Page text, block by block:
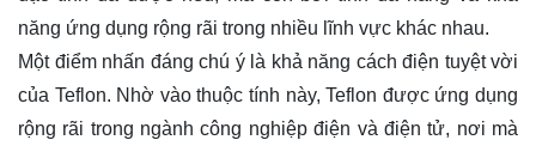
năng ứng dụng rộng rãi trong nhiều lĩnh vực khác nhau.
Một điểm nhấn đáng chú ý là khả năng cách điện tuyệt vời
của Teflon. Nhờ vào thuộc tính này, Teflon được ứng dụng
rộng rãi trong ngành công nghiệp điện và điện tử, nơi mà